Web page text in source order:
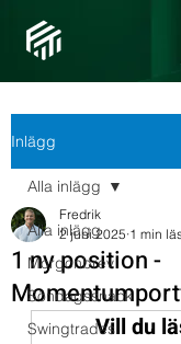
Inlägg
Alla inlägg
Morgonbrev
Söndagssnack
Swingtrades
Alla inlägg
1 ny position -
Fredrik
2 juni 2025 1 min
Vill du